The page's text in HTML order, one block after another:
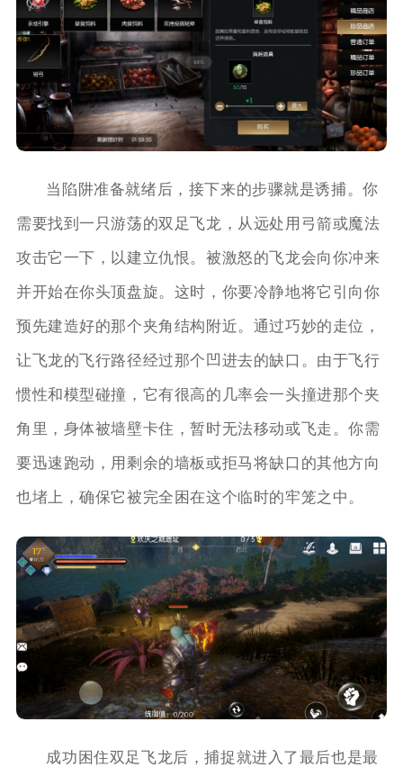
当陷阱准备就绪后，接下来的步骤就是诱捕。你
需要找到一只游荡的双足飞龙，从远处用弓箭或魔法
攻击它一下，以建立仇恨。被激怒的飞龙会向你冲来
并开始在你头顶盘旋。这时，你要冷静地将它引向你
预先建造好的那个夹角结构附近。通过巧妙的走位，
让飞龙的飞行路径经过那个凹进去的缺口。由于飞行
惯性和模型碰撞，它有很高的几率会一头撞进那个夹
角里，身体被墙壁卡住，暂时无法移动或飞走。你需
要迅速跑动，用剩余的墙板或拒马将缺口的其他方向
也堵上，确保它被完全困在这个临时的牢笼之中。
成功困住双足飞龙后，捕捉就进入了最后也是最